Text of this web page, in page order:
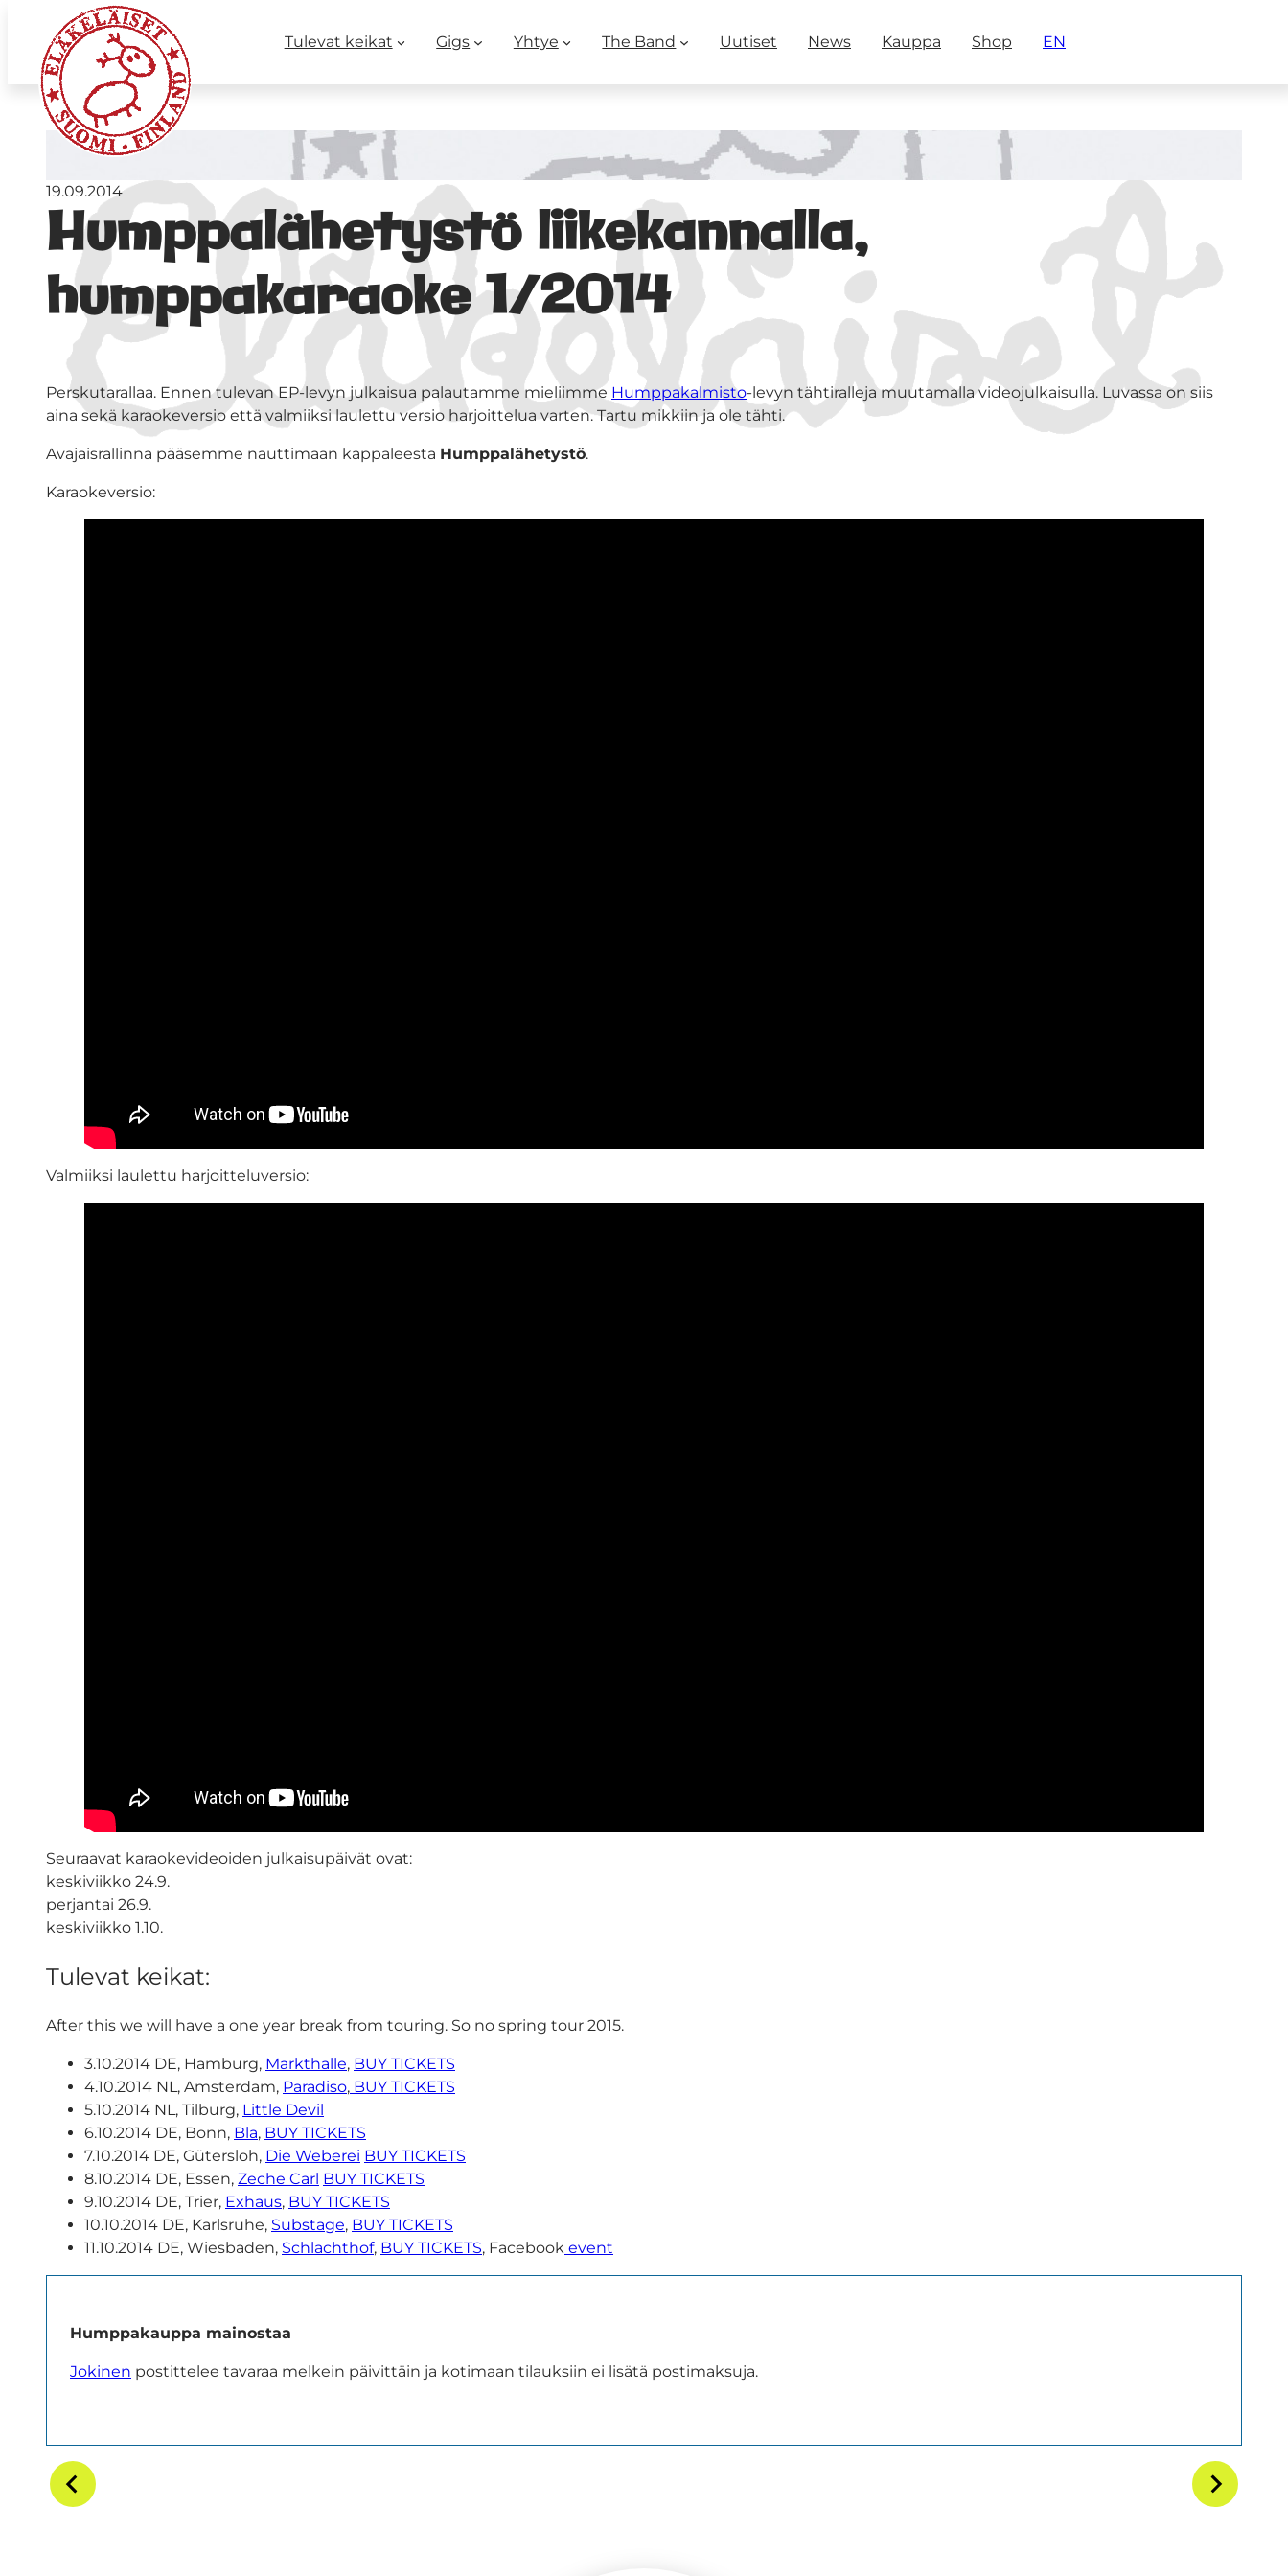
Tulevat keikat Gigs Yhtye The Band Uutiset News Kauppa Shop EN
Humppalähetystö liikekannalla,
humppakaraoke 1/2014
19.09.2014
Perskutarallaa. Ennen tulevan EP-levyn julkaisua palautamme mieliimme Humppakalmisto-levyn tähtiralleja muutamalla videojulkaisulla. Luvassa on siis
aina sekä karaokeversio että valmiiksi laulettu versio harjoittelua varten. Tartu mikkiin ja ole tähti.
Avajaisrallinna pääsemme nauttimaan kappaleesta Humppalähetystö.
Karaokeversio:
Valmiiksi laulettu harjoitteluversio:
Seuraavat karaokevideoiden julkaisupäivät ovat:
keskiviikko 24.9.
perjantai 26.9.
keskiviikko 1.10.
Tulevat keikat:
After this we will have a one year break from touring. So no spring tour 2015.
3.10.2014 DE, Hamburg, Markthalle, BUY TICKETS
4.10.2014 NL, Amsterdam, Paradiso, BUY TICKETS
5.10.2014 NL, Tilburg, Little Devil
6.10.2014 DE, Bonn, Bla, BUY TICKETS
7.10.2014 DE, Gütersloh, Die Weberei BUY TICKETS
8.10.2014 DE, Essen, Zeche Carl BUY TICKETS
9.10.2014 DE, Trier, Exhaus, BUY TICKETS
10.10.2014 DE, Karlsruhe, Substage, BUY TICKETS
11.10.2014 DE, Wiesbaden, Schlachthof, BUY TICKETS, Facebook event
Humppakauppa mainostaa
Jokinen postittelee tavaraa melkein päivittäin ja kotimaan tilauksiin ei lisätä postimaksuja.